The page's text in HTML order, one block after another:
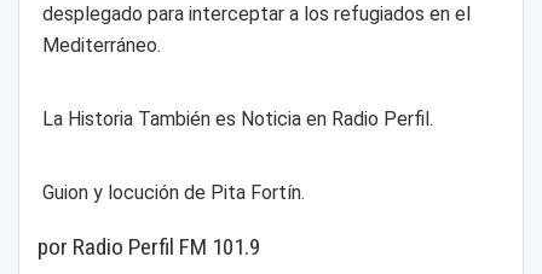
desplegado para interceptar a los refugiados en el
Mediterráneo.
La Historia También es Noticia en Radio Perfil.
Guion y locución de Pita Fortín.
por Radio Perfil FM 101.9